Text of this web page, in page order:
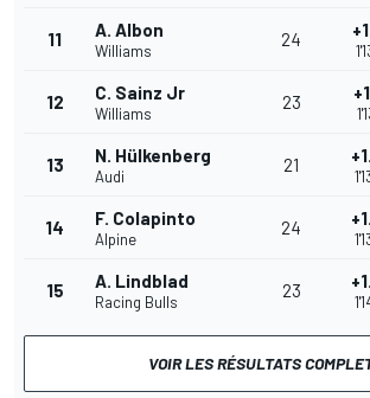
11 A. Albon
Williams
24
12 C. Sainz Jr
Williams
23
13 N. Hülkenberg
Audi
21
14 F. Colapinto
Alpine
24
15 A. Lindblad
Racing Bulls
23
VOIR LES RÉSULTATS